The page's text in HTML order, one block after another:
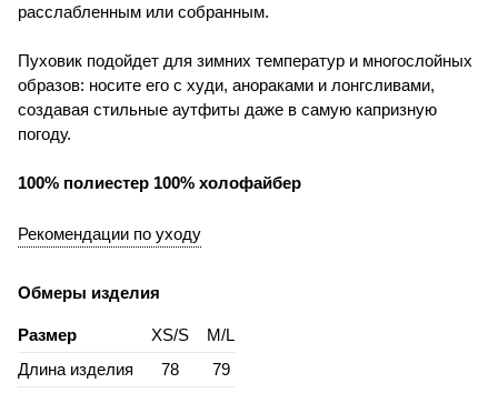
расслабленным или собранным.
Пуховик подойдет для зимних температур и многослойных
образов: носите его с худи, анораками и лонгсливами,
создавая стильные аутфиты даже в самую капризную
погоду.
100% полиестер 100% холофайбер
Рекомендации по уходу
Обмеры изделия
Размер XS/S
M/L
Длина изделия
78
79